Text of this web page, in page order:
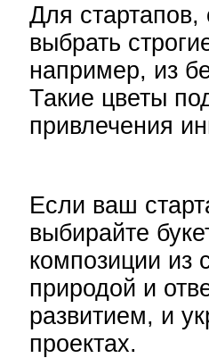
Для
выбрать
например, из
Такие цветы
привлечения
Если ваш
выбирайте
композиции из
природой и
развитием, и
проектах.